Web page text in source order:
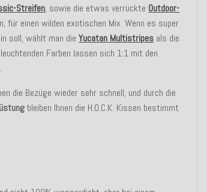
Streifen, sowie die etwas verrückte Outdoor-
für einen wilden exotischen Mix. Wenn es super
soll, wählt man dieYucatan Multistripes als die
Farben lassen sich 1:1 mit den
die Bezüge wieder sehr schnell, und durch die
bleiben Ihnen die H.O.C.K. Kissen bestimmt